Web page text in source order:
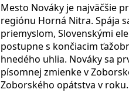
Mesto Nováky je najväčšie
regiónu Horná Nitra. Spája
priemyslom, Slovenskými
postupne s končiacim
hnedého uhlia. Nováky sa
písomnej zmienke v
Zoborského opátstva v